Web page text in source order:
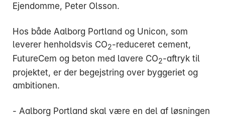
Ejendomme, Peter Olsson.
Hos både Aalborg Portland og Unicon, som
leverer henholdsvis CO2-reduceret cement,
FutureCem og beton med lavere CO2-aftryk til
projektet, er der begejstring over byggeriet og
ambitionen.
- Aalborg Portland skal være en del af løsningen